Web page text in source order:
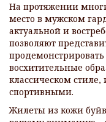
На протяжении
место в мужском
актуальной и
позволяют
восхитительные
классическом
спортивными.
Жилеты из кожи